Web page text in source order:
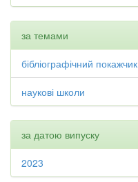
за темами
бібліографічний покажчик
наукові школи
за датою випуску
2023